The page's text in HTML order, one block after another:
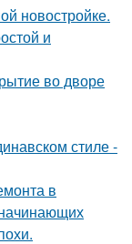
новостройке.
и
во дворе
стиле -
в